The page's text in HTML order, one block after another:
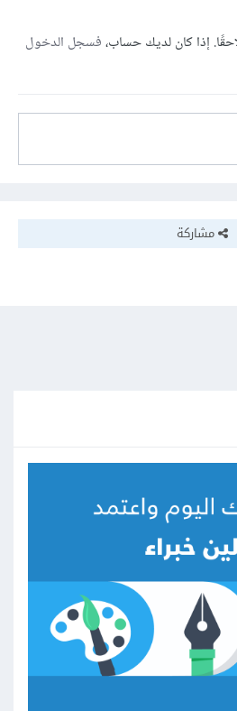
إذا كان لديك حساب،فسجل الدخول
مشاركة